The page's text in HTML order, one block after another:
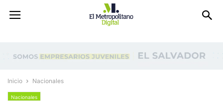
Inicio Nacionales
Nacionales